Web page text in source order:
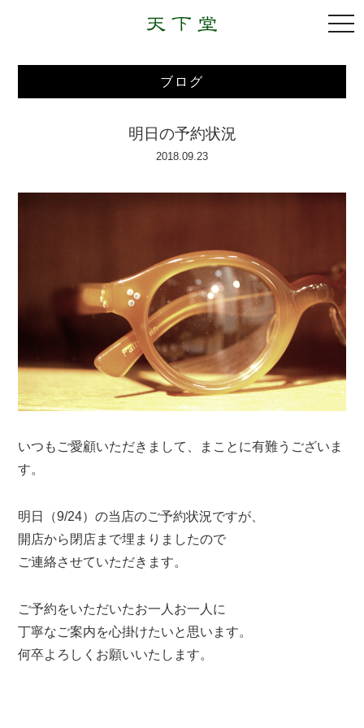
ブログ
明日の予約状況
2018.09.23
いつもご愛顧いただきまして、まことに有難うございま
す。
明日（9/24）の当店のご予約状況ですが、
開店から閉店まで埋まりましたので
ご連絡させていただきます。
ご予約をいただいたお一人お一人に
丁寧なご案内を心掛けたいと思います。
何卒よろしくお願いいたします。